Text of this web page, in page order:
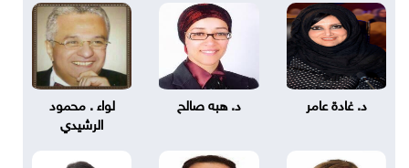
د. غادة عامر د. هبه صالح
لواء . محمود
الرشيدي